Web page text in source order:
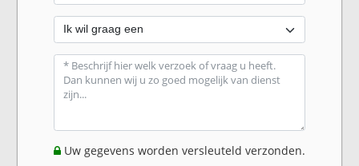
Uw gegevens worden versleuteld verzonden.